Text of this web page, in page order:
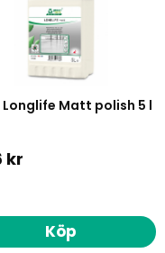
Longlife Matt polish 5 l
kr
Köp